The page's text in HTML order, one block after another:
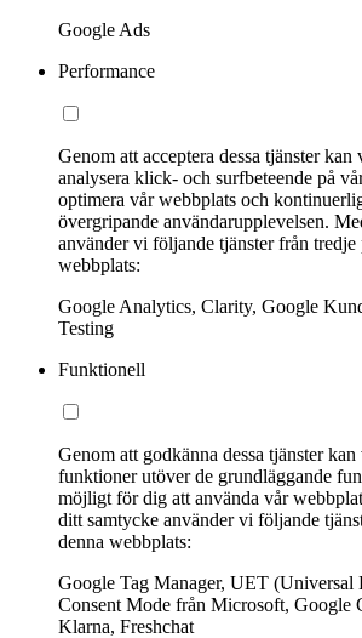
Google Ads
Performance
Genom att acceptera dessa tjänster
analysera klick- och surfbeteende på
optimera vår webbplats och
övergripande användarupplevelsen.
använder vi följande tjänster från tredje
webbplats:
Google Analytics, Clarity, Google
Testing
Funktionell
Genom att godkänna dessa tjänster
funktioner utöver de grundläggande
möjligt för dig att använda vår
ditt samtycke använder vi följande
denna webbplats:
Google Tag Manager, UET (Universal
Consent Mode från Microsoft, Google
Klarna, Freshchat